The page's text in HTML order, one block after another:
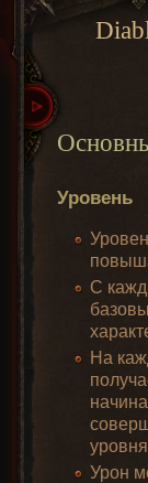
Уровень
С
На
Урон